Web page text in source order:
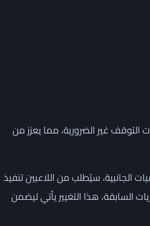
التوقف غير الضرورية، مما يعزز من
لتنفيذ الركلات المرمى والرميات الجانبية، سيُطلب من اللاعبين تنفيذ
السابقة، هذا التغيير يأتي ليضمن